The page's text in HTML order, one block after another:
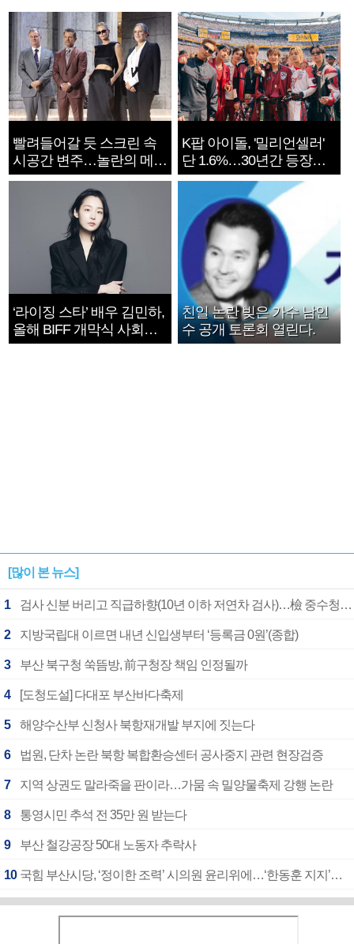
빨려들어갈 듯 스크린 속
시공간 변주…놀란의 메시
지는 ‘전쟁 속죄’
K팝 아이돌, '밀리언셀러'
단 1.6%…30년간 등장
1182개팀 전수조사
‘라이징 스타’ 배우 김민하,
올해 BIFF 개막식 사회자
확정
친일 논란 빚은 가수 남인
수 공개 토론회 열린다.
[많이 본 뉴스]
1 검사 신분 버리고 직급하향(10년 이하 저연차 검사)…檢 중수청행 기피
2 지방국립대 이르면 내년 신입생부터 ‘등록금 0원’(종합)
3 부산 북구청 쑥뜸방, 前구청장 책임 인정될까
4 [도청도설] 다대포 부산바다축제
5 해양수산부 신청사 북항재개발 부지에 짓는다
6 법원, 단차 논란 북항 복합환승센터 공사중지 관련 현장검증
7 지역 상권도 말라죽을 판이라…가뭄 속 밀양물축제 강행 논란
8 통영시민 추석 전 35만 원 받는다
9 부산 철강공장 50대 노동자 추락사
10 국힘 부산시당, ‘정이한 조력’ 시의원 윤리위에…‘한동훈 지지’도 신고접수